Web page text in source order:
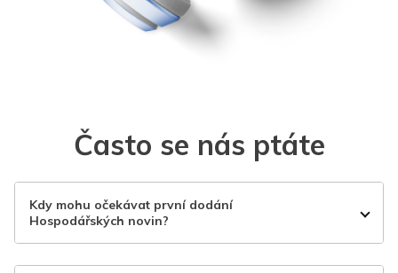
Často se nás ptáte
Kdy mohu očekávat první dodání
Hospodářských novin?